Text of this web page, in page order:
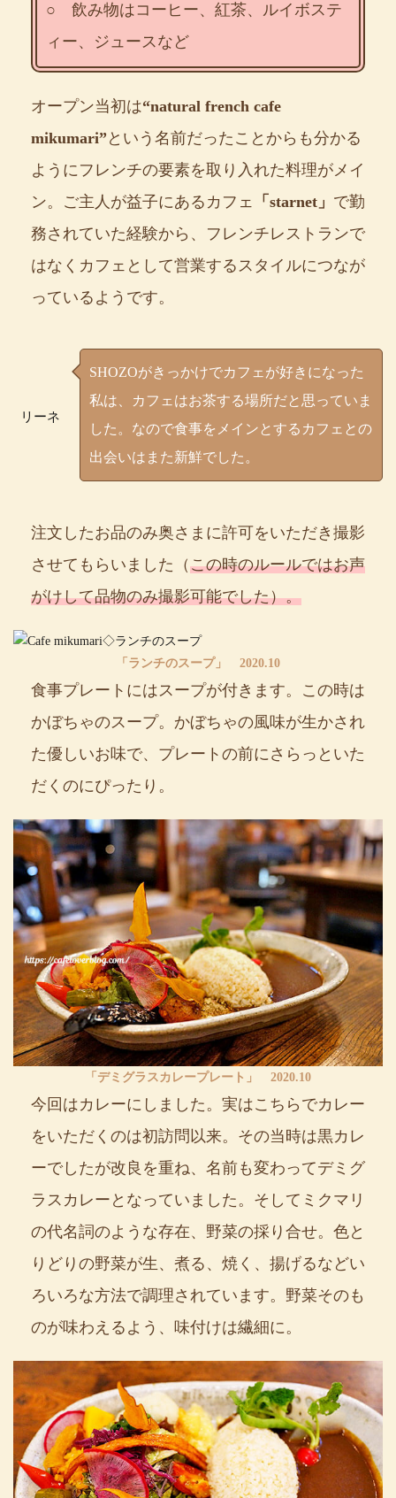
○ 飲み物はコーヒー、紅茶、ルイボステ
ィー、ジュースなど
オープン当初は“natural french cafe
mikumari” という名前だったことからも分かる
ようにフレンチの要素を取り入れた料理がメイ
ン。ご主人が益子にあるカフェ 「starnet」 で勤
務されていた経験から、フレンチレストランで
はなくカフェとして営業するスタイルにつなが
っているようです。
リーネ
SHOZOがきっかけでカフェが好きになった
私は、カフェはお茶する場所だと思っていま
した。なので食事をメインとするカフェとの
出会いはまた新鮮でした。
注文したお品のみ奥さまに許可をいただき撮影
させてもらいました（この時のルールではお声
がけして品物のみ撮影可能でした）。
「ランチのスープ」 2020.10
食事プレートにはスープが付きます。この時は
かぼちゃのスープ。かぼちゃの風味が生かされ
た優しいお味で、プレートの前にさらっといた
だくのにぴったり。
「デミグラスカレープレート」 2020.10
今回はカレーにしました。実はこちらでカレー
をいただくのは初訪問以来。その当時は黒カレ
ーでしたが改良を重ね、名前も変わってデミグ
ラスカレーとなっていました。そしてミクマリ
の代名詞のような存在、野菜の採り合せ。色と
りどりの野菜が生、煮る、焼く、揚げるなどい
ろいろな方法で調理されています。野菜そのも
のが味わえるよう、味付けは繊細に。